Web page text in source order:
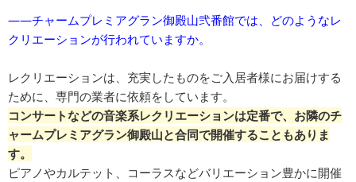
――チャームプレミアグラン御殿山弐番館では、どのようなレ
クリエーションが行われていますか。
レクリエーションは、充実したものをご入居者様にお届けする
ために、専門の業者に依頼をしています。
コンサートなどの音楽系レクリエーションは定番で、お隣のチ
ャームプレミアグラン御殿山と合同で開催することもありま
す。
ピアノやカルテット、コーラスなどバリエーション豊かに開催